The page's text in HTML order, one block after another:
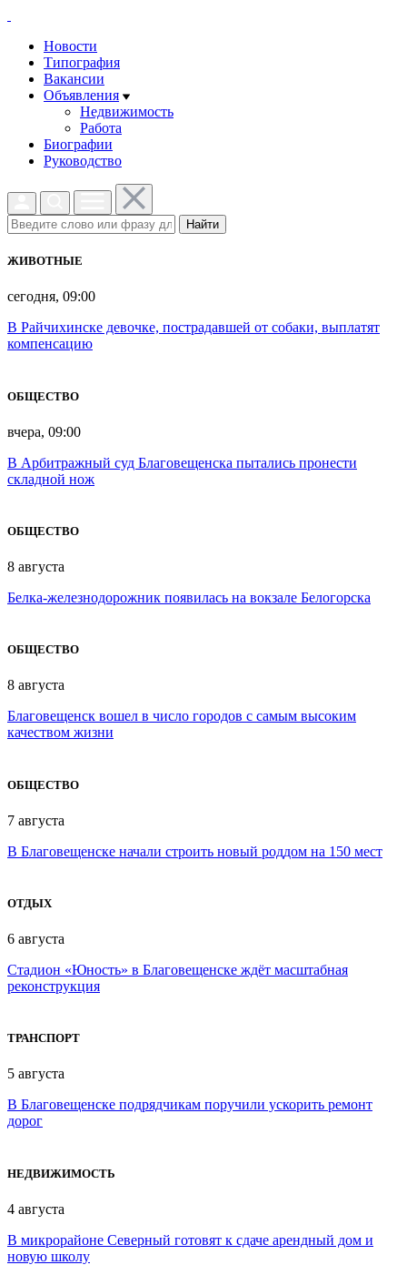
Новости
Типография
Вакансии
Объявления
Недвижимость
Работа
Биографии
Руководство
Найти
ЖИВОТНЫЕ
сегодня, 09:00
В Райчихинске девочке, пострадавшей от собаки, выплатят
компенсацию
ОБЩЕСТВО
вчера, 09:00
В Арбитражный суд Благовещенска пытались пронести
складной нож
ОБЩЕСТВО
8 августа
Белка-железнодорожник появилась на вокзале Белогорска
ОБЩЕСТВО
8 августа
Благовещенск вошел в число городов с самым высоким
качеством жизни
ОБЩЕСТВО
7 августа
В Благовещенске начали строить новый роддом на 150 мест
ОТДЫХ
6 августа
Стадион «Юность» в Благовещенске ждёт масштабная
реконструкция
ТРАНСПОРТ
5 августа
В Благовещенске подрядчикам поручили ускорить ремонт
дорог
НЕДВИЖИМОСТЬ
4 августа
В микрорайоне Северный готовят к сдаче арендный дом и
новую школу